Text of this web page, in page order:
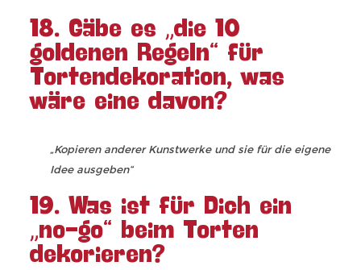
18. Gäbe es „die 10
goldenen Regeln“ für
Tortendekoration, was
wäre eine davon?
„Kopieren anderer Kunstwerke und sie für die eigene
Idee ausgeben“
19. Was ist für Dich ein
„no-go“ beim Torten
dekorieren?